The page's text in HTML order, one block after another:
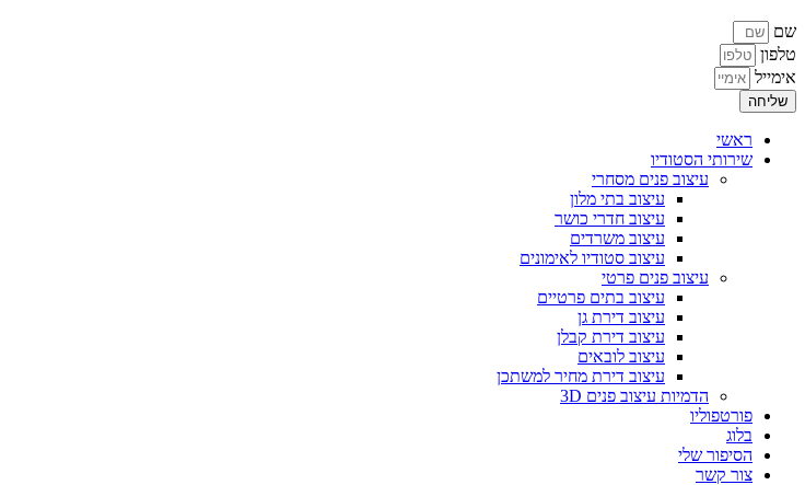
שם
טלפון
אימייל
שליחה
ראשי
שירותי הסטודיו
עיצוב פנים מסחרי
עיצוב בתי מלון
עיצוב חדרי כושר
עיצוב משרדים
עיצוב סטודיו לאימונים
עיצוב פנים פרטי
עיצוב בתים פרטיים
עיצוב דירת גן
עיצוב דירת קבלן
עיצוב לובאים
עיצוב דירת מחיר למשתכן
הדמיות עיצוב פנים 3D
פורטפוליו
בלוג
הסיפור שלי
צור קשר